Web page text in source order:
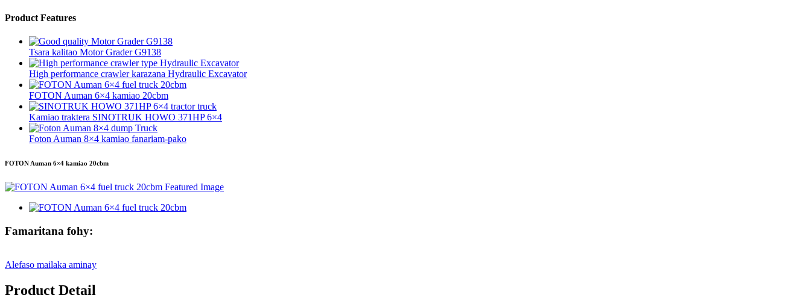
Product Features
Tsara kalitao Motor Grader G9138
High performance crawler karazana Hydraulic Excavator
FOTON Auman 6×4 kamiao 20cbm
Kamiao traktera SINOTRUK HOWO 371HP 6×4
Foton Auman 8×4 kamiao fanariam-pako
FOTON Auman 6×4 kamiao 20cbm
Famaritana fohy:
Alefaso mailaka aminay
Product Detail